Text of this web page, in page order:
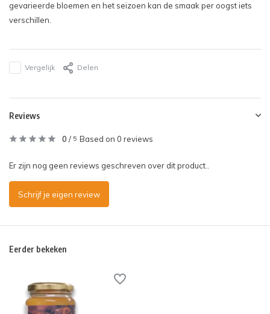
gevarieerde bloemen en het seizoen kan de smaak per oogst iets
verschillen.
Vergelijk Delen
Reviews
0 / 5 Based on 0 reviews
Er zijn nog geen reviews geschreven over dit product..
Schrijf je eigen review
Eerder bekeken